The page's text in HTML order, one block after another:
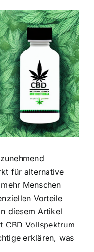
für alternative
Menschen
Vorteile
diesem Artikel
CBD Vollspektrum
erklären, was